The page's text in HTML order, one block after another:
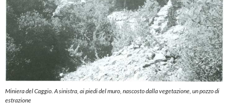
Miniera del Caggio. A sinistra, ai piedi del muro, nascosto dalla vegetazione, un pozzo di
estrazione